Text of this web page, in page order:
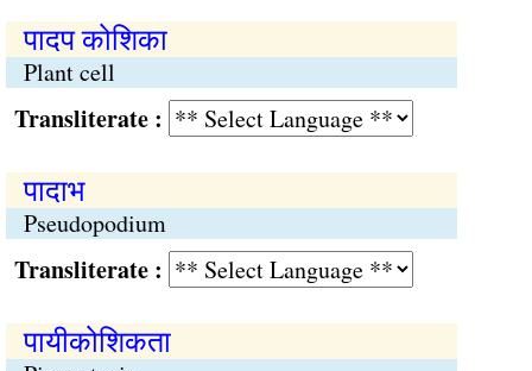
पादप कोशिका
Plant cell
:
पादाभ
Pseudopodium
:
पायीकोशिकता